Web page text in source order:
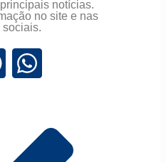
notícias.
no site e nas
sociais.